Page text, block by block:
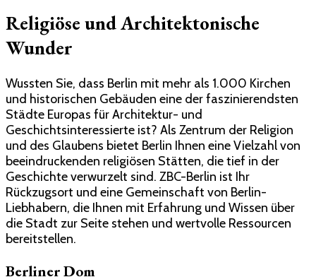
Religiöse und Architektonische
Wunder
Wussten Sie, dass Berlin mit mehr als 1.000 Kirchen
und historischen Gebäuden eine der faszinierendsten
Städte Europas für Architektur- und
Geschichtsinteressierte ist? Als Zentrum der Religion
und des Glaubens bietet Berlin Ihnen eine Vielzahl von
beeindruckenden religiösen Stätten, die tief in der
Geschichte verwurzelt sind. ZBC-Berlin ist Ihr
Rückzugsort und eine Gemeinschaft von Berlin-
Liebhabern, die Ihnen mit Erfahrung und Wissen über
die Stadt zur Seite stehen und wertvolle Ressourcen
bereitstellen.
Berliner Dom